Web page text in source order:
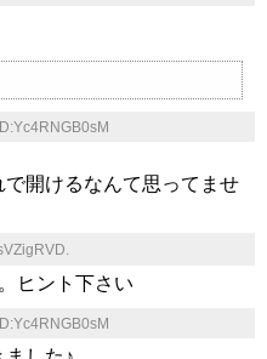
ID:Yc4RNGB0sM
開けるなんて思ってませ
ヒント下さい
ID:Yc4RNGB0sM